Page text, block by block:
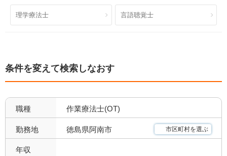
日祝休み 1 土日祝休み 0
年間休日120日以上 0
福利厚生充実 12 社会保険完備 8
昇給あり 退職金あり
理学療法士 言語聴覚士
条件を変えて検索しなおす
職種 作業療法士(OT)
勤務地 徳島県阿南市 市区町村を選ぶ
年収